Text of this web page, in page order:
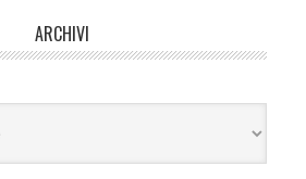
ARCHIVI